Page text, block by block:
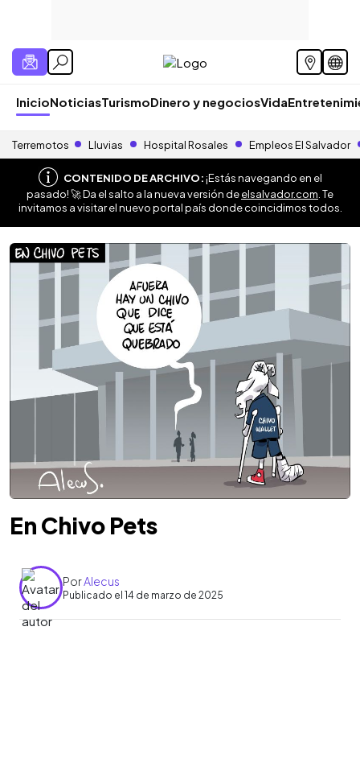
InicioNoticiasTurismoDinero y negociosVida
Terremotos Lluvias Hospital Rosales Empleos El Salvador
CONTENIDO DE ARCHIVO:¡Estás navegando en el
pasado! 🚀 Da el salto a la nueva versión deelsalvador.com . Te
invitamos a visitar el nuevo portal país donde coincidimos todos.
En Chivo Pets
PorAlecus
Publicado el 14 de marzo de 2025